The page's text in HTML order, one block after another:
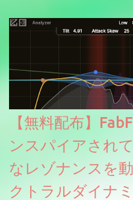
【無料配布】
ンスパイアされ
なレゾナンスを
クトラルダイナ